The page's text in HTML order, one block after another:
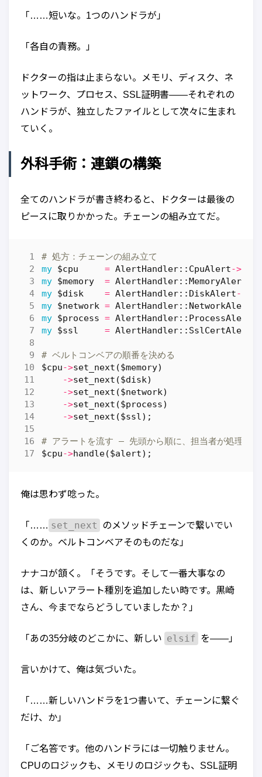
「……短いな。1つのハンドラが」
「各自の責務。」
ドクターの指は止まらない。メモリ、ディスク、ネ
ットワーク、プロセス、SSL証明書——それぞれの
ハンドラが、独立したファイルとして次々に生まれ
ていく。
外科手術：連鎖の構築
全てのハンドラが書き終わると、ドクターは最後の
ピースに取りかかった。チェーンの組み立てだ。
# 処方：チェーンの組み立て
my $cpu = AlertHandler::CpuAlert->
my $memory = AlertHandler::MemoryAlert
my $disk = AlertHandler::DiskAlert->
my $network = AlertHandler::NetworkAlert
my $process = AlertHandler::ProcessAlert
my $ssl = AlertHandler::SslCertAlert
# ベルトコンベアの順番を決める
$cpu->set_next ($memory)
->set_next ($disk)
->set_next ($network)
->set_next ($process)
->set_next ($ssl);
# アラートを流す — 先頭から順に、担当者が処理する
$cpu->handle($alert);
俺は思わず唸った。
「…… set_next
のメソッドチェーンで繋いでい
くのか。ベルトコンベアそのものだな」
ナナコが頷く。「そうです。そして一番大事なの
は、新しいアラート種別を追加したい時です。黒崎
さん、今までならどうしていましたか？」
「あの35分岐のどこかに、新しい elsif を——」
言いかけて、俺は気づいた。
「……新しいハンドラを1つ書いて、チェーンに繋ぐ
だけ、か」
「ご名答です。他のハンドラには一切触りません。
CPUのロジックも、メモリのロジックも、SSL証明